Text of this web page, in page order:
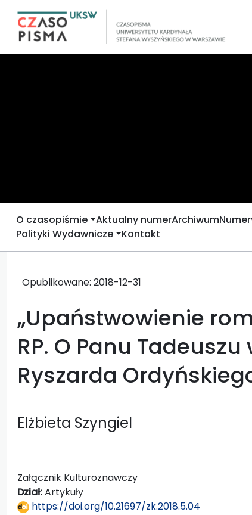
O czasopiśmie Aktualny numerArchiwum
Polityki Wydawnicze Kontakt
Opublikowane: 2018-12-31
„Upaństwowienie
RP. O Panu
Ryszarda
Elżbieta Szyngiel
Załącznik Kulturoznawczy
Dział:Artykuły
https://doi.org/10.21697/zk.2018.5.04